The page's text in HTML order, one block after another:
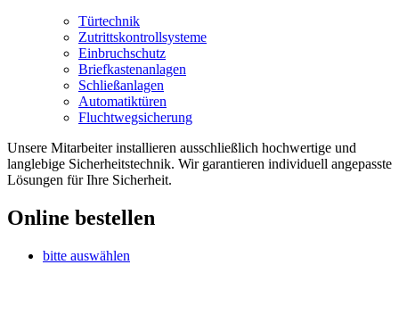
Türtechnik
Zutrittskontrollsysteme
Einbruchschutz
Briefkastenanlagen
Schließanlagen
Automatiktüren
Fluchtwegsicherung
Unsere Mitarbeiter installieren ausschließlich hochwertige und
langlebige Sicherheitstechnik. Wir garantieren individuell angepasste
Lösungen für Ihre Sicherheit.
Online bestellen
bitte auswählen